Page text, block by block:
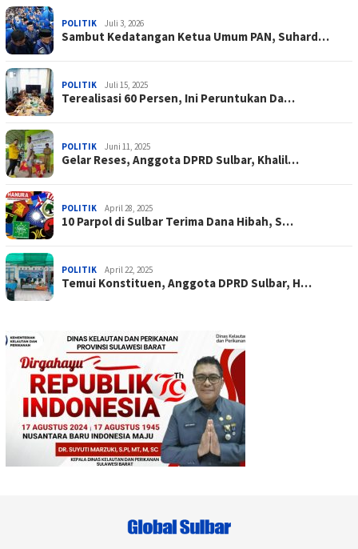
POLITIK Juli 3, 2026
Sambut Kedatangan Ketua Umum PAN, Suhard…
POLITIK Juli 15, 2025
Terealisasi 60 Persen, Ini Peruntukan Da…
POLITIK Juni 11, 2025
Gelar Reses, Anggota DPRD Sulbar, Khalil…
POLITIK April 28, 2025
10 Parpol di Sulbar Terima Dana Hibah, S…
POLITIK April 22, 2025
Temui Konstituen, Anggota DPRD Sulbar, H…